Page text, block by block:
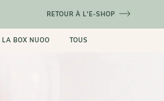
RETOUR À L'E-SHOP
LA BOX NUOO TOUS